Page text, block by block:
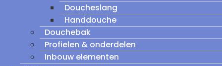
Doucheslang
Handdouche
Douchebak
Profielen & onderdelen
Inbouw elementen